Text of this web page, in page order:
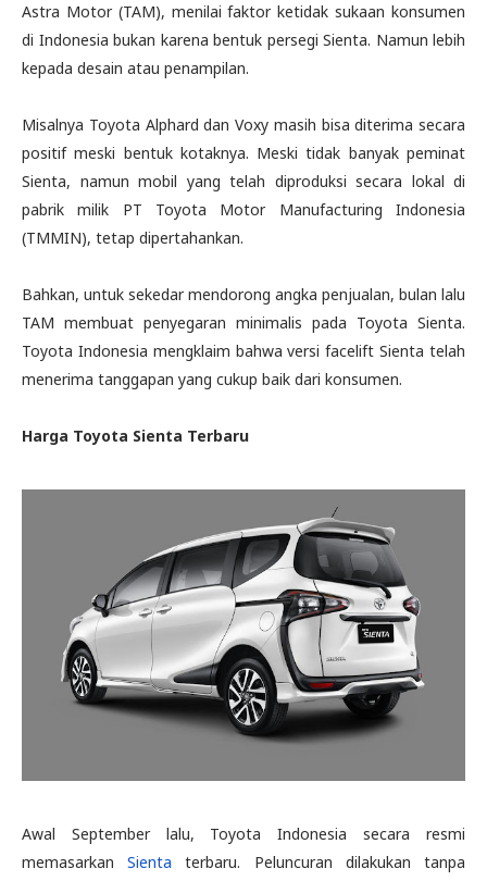
Astra Motor (TAM), menilai faktor ketidak sukaan konsumen
di Indonesia bukan karena bentuk persegi Sienta. Namun lebih
kepada desain atau penampilan.
Misalnya Toyota Alphard dan Voxy masih bisa diterima secara
positif meski bentuk kotaknya. Meski tidak banyak peminat
Sienta, namun mobil yang telah diproduksi secara lokal di
pabrik milik PT Toyota Motor Manufacturing Indonesia
(TMMIN), tetap dipertahankan.
Bahkan, untuk sekedar mendorong angka penjualan, bulan lalu
TAM membuat penyegaran minimalis pada Toyota Sienta.
Toyota Indonesia mengklaim bahwa versi facelift Sienta telah
menerima tanggapan yang cukup baik dari konsumen.
Harga Toyota Sienta Terbaru
Awal September lalu, Toyota Indonesia secara resmi
memasarkanSienta terbaru. Peluncuran dilakukan tanpa